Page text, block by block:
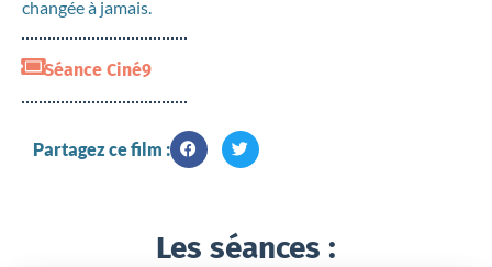
changée à jamais.
Séance Ciné9
Partagez ce film :
Les séances :